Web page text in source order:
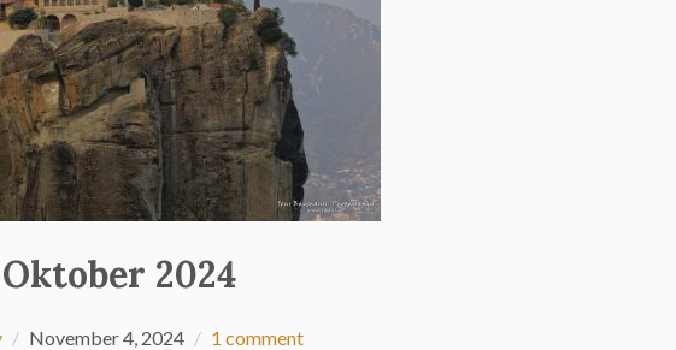
2024
November 4, 2024 1 comment